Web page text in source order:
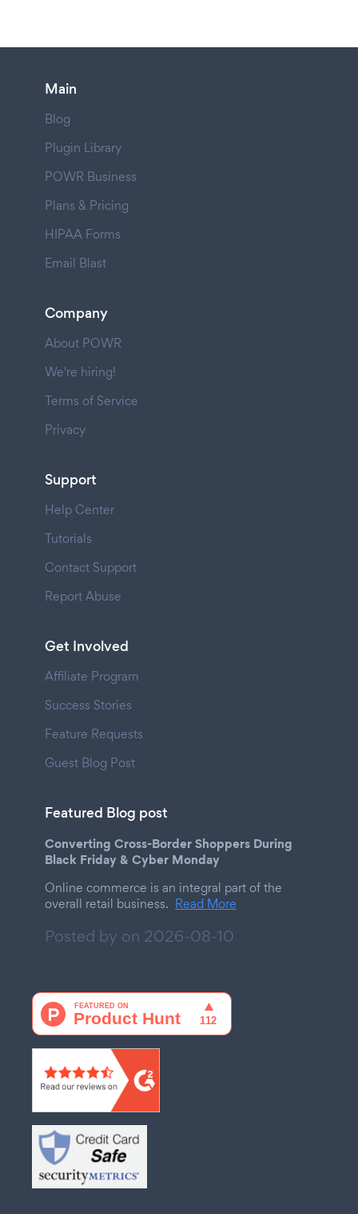
Main
Blog
Plugin Library
POWR Business
Plans & Pricing
HIPAA Forms
Email Blast
Company
About POWR
We're hiring!
Terms of Service
Privacy
Support
Help Center
Tutorials
Contact Support
Report Abuse
Get Involved
Affiliate Program
Success Stories
Feature Requests
Guest Blog Post
Featured Blog post
Converting Cross-Border Shoppers During
Black Friday & Cyber Monday
Online commerce is an integral part of the
overall retail business. Read More
Posted by on 2026-08-10